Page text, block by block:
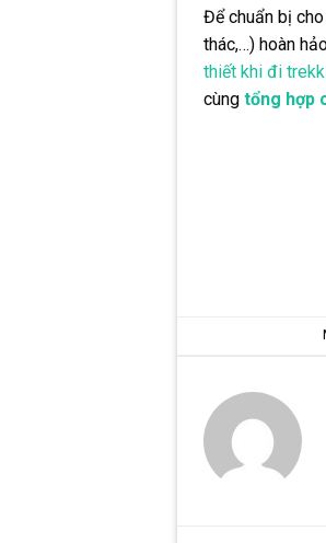
Để chuẩn bị
thác,…) hoàn
thiết khi đi
cùng tổng hợp